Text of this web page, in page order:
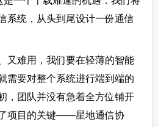
系统，从头到尾设计一份通信
又难用，我们要在轻薄的智能
需要对整个系统进行端到端的
，团队并没有急着全方位铺开
项目的关键——星地通信协